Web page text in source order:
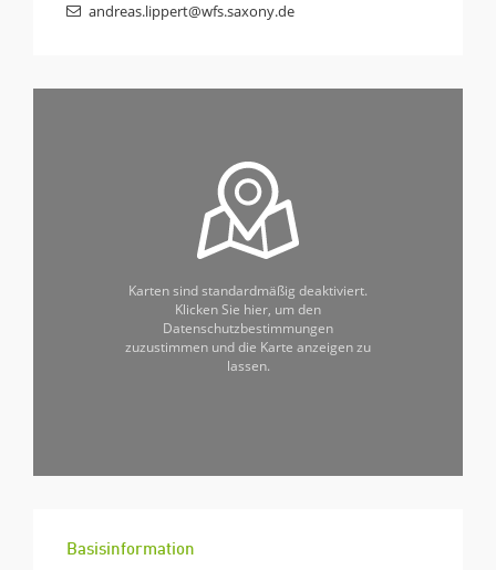
andreas.lippert@wfs.saxony.de
Karten sind standardmäßig deaktiviert.
Klicken Sie hier, um den
Datenschutzbestimmungen
zuzustimmen und die Karte anzeigen zu
lassen.
Basisinformation